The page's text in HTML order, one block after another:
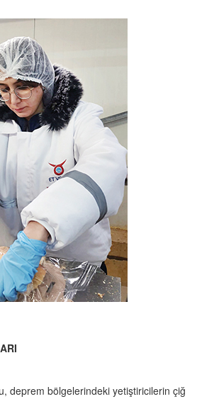
deprem bölgelerindeki yetiştiricilerin çiğ